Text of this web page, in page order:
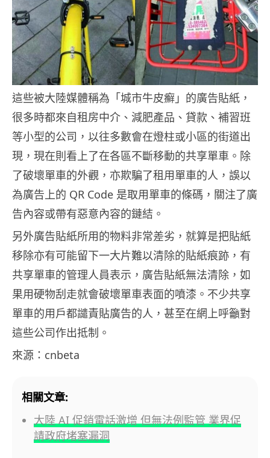
這些被大陸媒體稱為「城市牛皮癬」的廣告貼紙，
很多時都來自租房中介、減肥產品、貸款、補習班
等小型的公司，以往多數會在燈柱或小區的街道出
現，現在則看上了在各區不斷移動的共享單車。除
了破壞單車的外觀，亦欺騙了租用單車的人，誤以
為廣告上的 QR Code 是取用單車的條碼，關注了廣
告內容或帶有惡意內容的鏈結。
另外廣告貼紙所用的物料非常差劣，就算是把貼紙
移除亦有可能留下一大片難以清除的貼紙痕跡，有
共享單車的管理人員表示，廣告貼紙無法清除，如
果用硬物刮走就會破壞單車表面的噴漆。不少共享
單車的用戶都譴責貼廣告的人，甚至在網上呼籲對
這些公司作出抵制。
來源：cnbeta
相關文章:
大陸 AI 促銷電話激增 但無法例監管 業界促
請政府堵塞漏洞